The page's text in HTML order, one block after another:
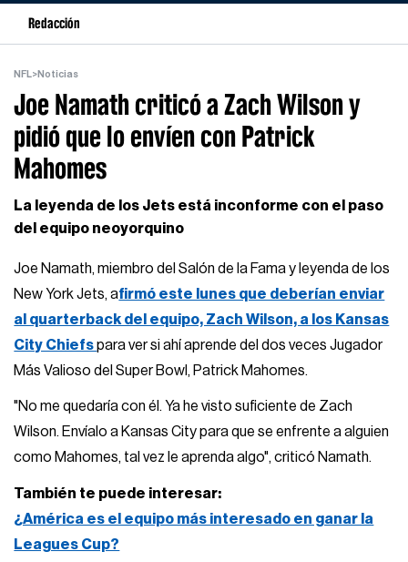
Redacción
NFL>Noticias
Joe Namath criticó a Zach Wilson y
pidió que lo envíen con Patrick
Mahomes
La leyenda de los Jets está inconforme con el paso
del equipo neoyorquino
Joe Namath, miembro del Salón de la Fama y leyenda de los
New York Jets, afirmó este lunes que deberían enviar
al quarterback del equipo, Zach Wilson, a los Kansas
City Chiefspara ver si ahí aprende del dos veces Jugador
Más Valioso del Super Bowl, Patrick Mahomes.
"No me quedaría con él. Ya he visto suficiente de Zach
Wilson. Envíalo a Kansas City para que se enfrente a alguien
como Mahomes, tal vez le aprenda algo", criticó Namath.
También te puede interesar:
¿América es el equipo más interesado en ganar la
Leagues Cup?